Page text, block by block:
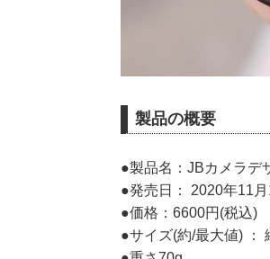
製品の概要
●製品名：JBカメラデ
●発売日： 2020年11月
●価格：6600円(税込)
●サイズ(約/最大値) ：